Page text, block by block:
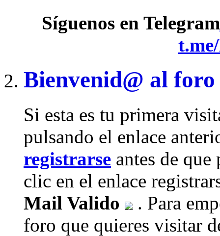
Síguenos en Telegram
Bienvenid@ al
Si esta es tu primera
pulsando el enlace
registrarse antes de que
clic en el enlace
Mail Valido
. Para
foro que quieres visitar